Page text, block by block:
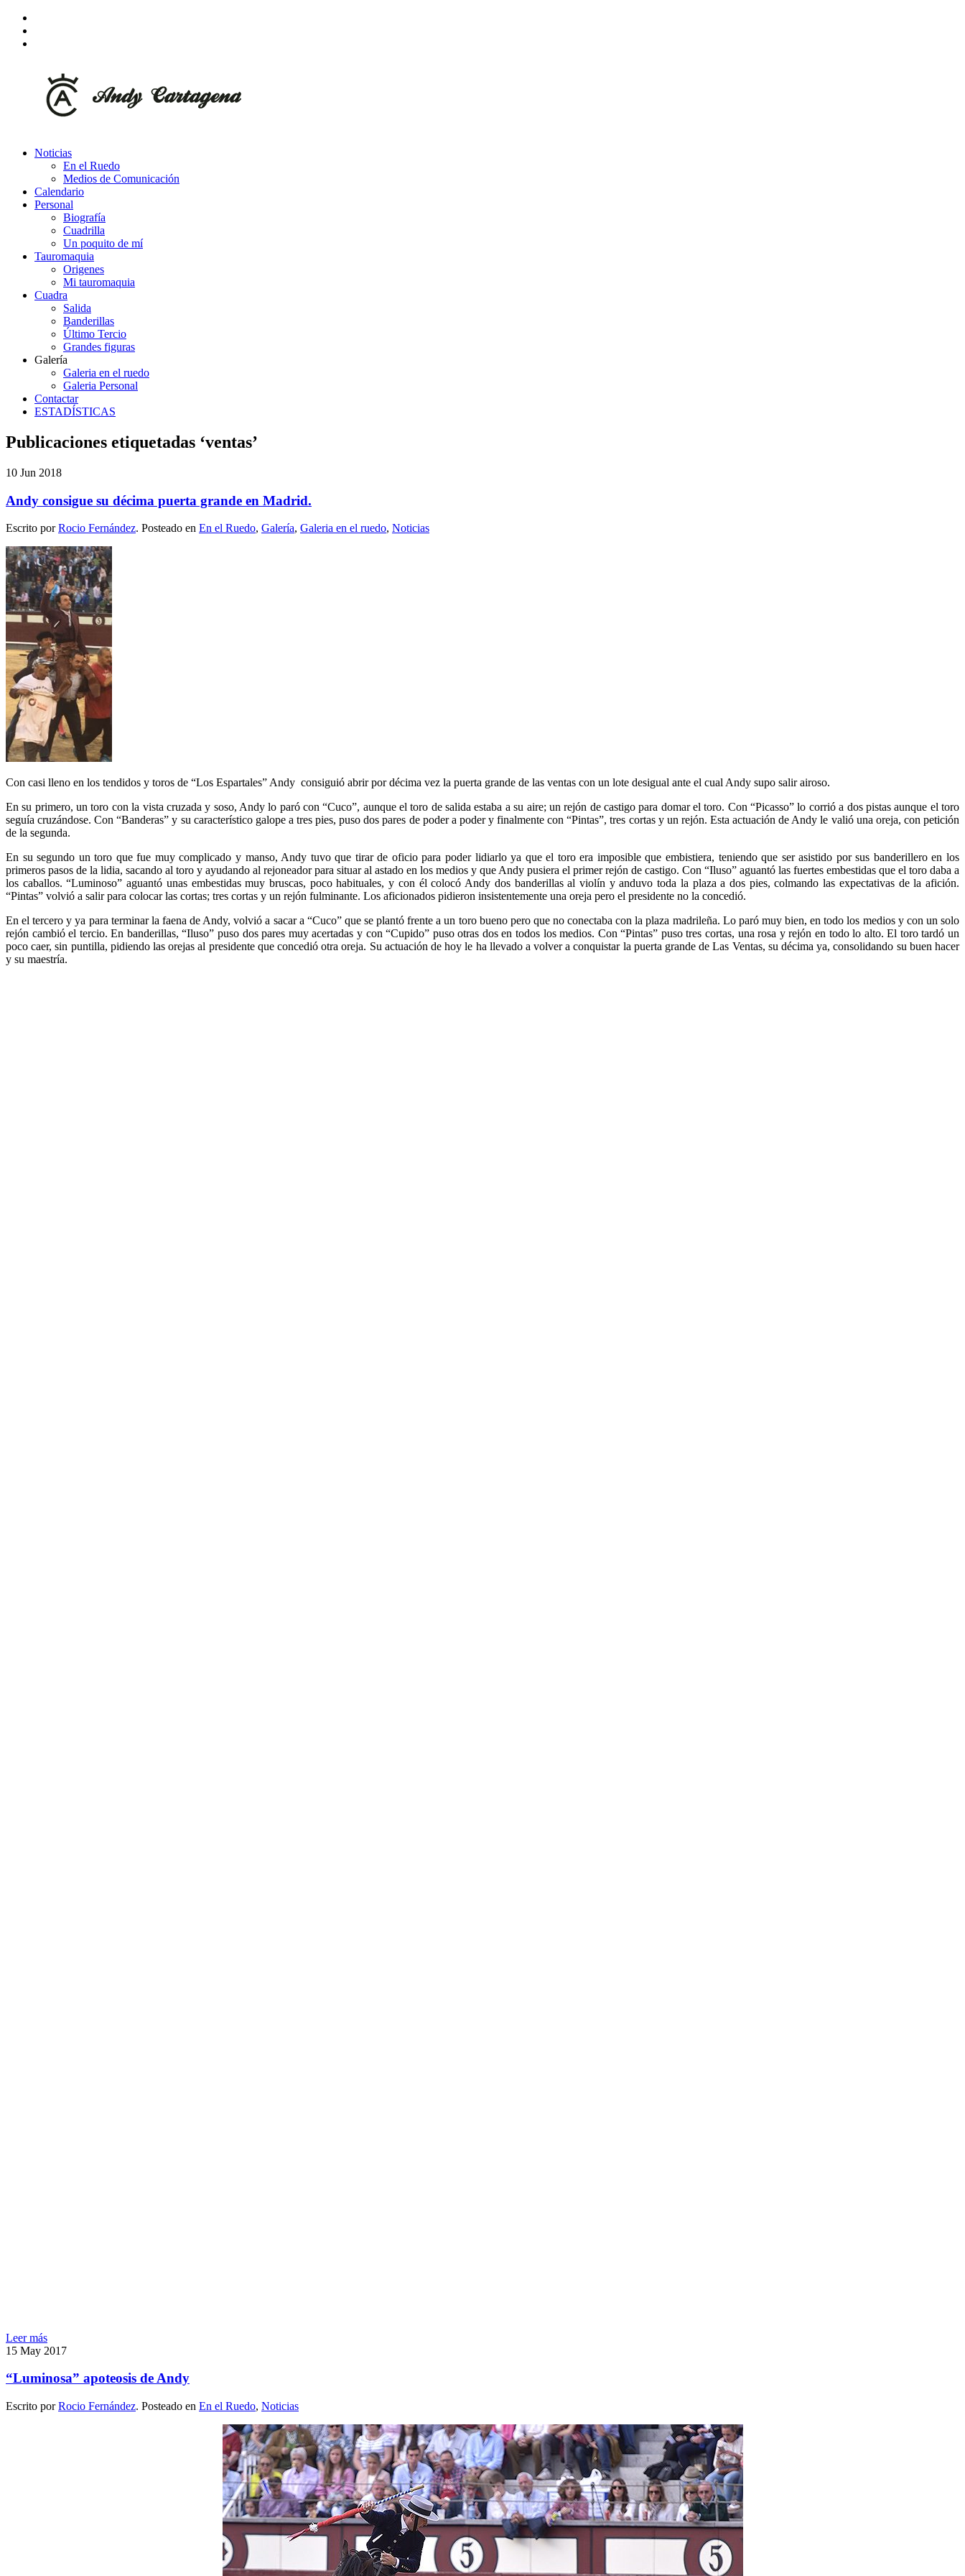
Noticias
En el Ruedo
Medios de Comunicación
Calendario
Personal
Biografía
Cuadrilla
Un poquito de mí
Tauromaquia
Origenes
Mi tauromaquia
Cuadra
Salida
Banderillas
Último Tercio
Grandes figuras
Galería
Galeria en el ruedo
Galeria Personal
Contactar
ESTADÍSTICAS
Publicaciones etiquetadas ‘ventas’
10 Jun 2018
Andy consigue su décima puerta grande en Madrid.
Escrito porRocio Fernández. Posteado en En el Ruedo, Galería, Galeria en el ruedo, Noticias
Con casi lleno en los tendidos y toros de “Los Espartales” Andy consiguió abrir por décima vez la puerta grande de las ventas con un lote desigual ante el cual Andy supo salir airoso.
En su primero, un toro con la vista cruzada y soso, Andy lo paró con “Cuco”, aunque el toro de salida estaba a su aire; un rejón de castigo para domar el toro. Con “Picasso” lo corrió a dos pistas aunque el toro
seguía cruzándose. Con “Banderas” y su característico galope a tres pies, puso dos pares de poder a poder y finalmente con “Pintas”, tres cortas y un rejón. Esta actuación de Andy le valió una oreja, con petición
de la segunda.
En su segundo un toro que fue muy complicado y manso, Andy tuvo que tirar de oficio para poder lidiarlo ya que el toro era imposible que embistiera, teniendo que ser asistido por sus banderillero en los
primeros pasos de la lidia, sacando al toro y ayudando al rejoneador para situar al astado en los medios y que Andy pusiera el primer rejón de castigo. Con “Iluso” aguantó las fuertes embestidas que el toro daba a
los caballos. “Luminoso” aguantó unas embestidas muy bruscas, poco habituales, y con él colocó Andy dos banderillas al violín y anduvo toda la plaza a dos pies, colmando las expectativas de la afición.
“Pintas” volvió a salir para colocar las cortas; tres cortas y un rejón fulminante. Los aficionados pidieron insistentemente una oreja pero el presidente no la concedió.
En el tercero y ya para terminar la faena de Andy, volvió a sacar a “Cuco” que se plantó frente a un toro bueno pero que no conectaba con la plaza madrileña. Lo paró muy bien, en todo los medios y con un solo
rejón cambió el tercio. En banderillas, “Iluso” puso dos pares muy acertadas y con “Cupido” puso otras dos en todos los medios. Con “Pintas” puso tres cortas, una rosa y rejón en todo lo alto. El toro tardó un
poco caer, sin puntilla, pidiendo las orejas al presidente que concedió otra oreja. Su actuación de hoy le ha llevado a volver a conquistar la puerta grande de Las Ventas, su décima ya, consolidando su buen hacer
y su maestría.
Leer más
15 May 2017
“Luminosa” apoteosis de Andy
Escrito porRocio Fernández. Posteado en En el Ruedo, Noticias